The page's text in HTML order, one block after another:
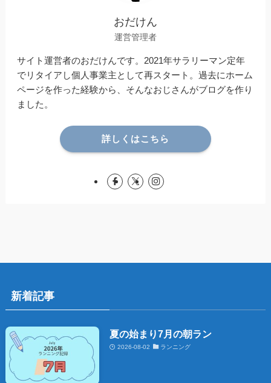
おだけん
運営管理者
サイト運営者のおだけんです。2021年サラリーマン定年
でリタイアし個人事業主として再スタート。過去にホーム
ページを作った経験から、そんなおじさんがブログを作り
ました。
詳しくはこちら
新着記事
夏の始まり7月の朝ラン
2026-08-02 ランニング